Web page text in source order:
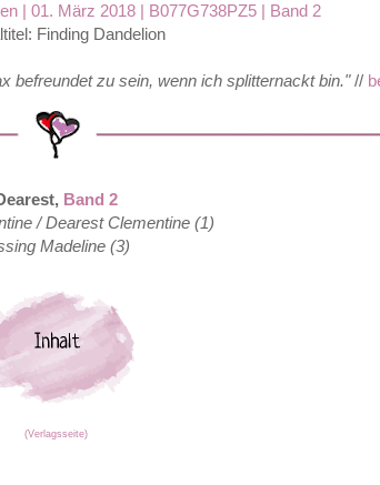
| 01. März 2018 | B077G738PZ5| Band 2
Finding Dandelion
befreundet zu sein, wenn ich splitternackt bin."//
Band 2
/ Dearest Clementine (1)
Madeline (3)
(Verlagsseite)